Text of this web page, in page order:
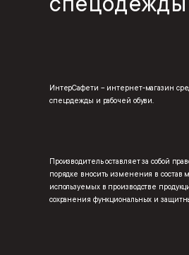
ИнтерСафети – интернет-магазин
спецодежды и рабочей обуви.
Производитель оставляет за собой
порядке вносить изменения в состав
используемых в производстве
сохранения функциональных и